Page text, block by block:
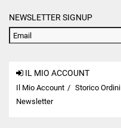
NEWSLETTER SIGNUP
IL MIO ACCOUNT
Il Mio Account Storico Ordini
Newsletter